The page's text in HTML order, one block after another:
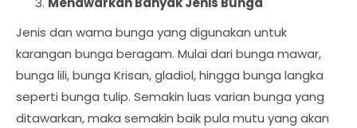
Jenis dan warna bunga yang digunakan untuk
karangan bunga beragam. Mulai dari bunga mawar,
bunga lili, bunga Krisan, gladiol, hingga bunga langka
seperti bunga tulip. Semakin luas varian bunga yang
ditawarkan, maka semakin baik pula mutu yang akan